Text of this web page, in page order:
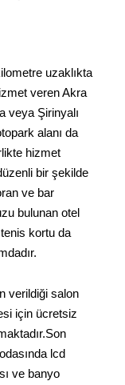
uzaklıkta
veren Akra
veya Şirinyalı
alanı da
hizmet
bir şekilde
ve bar
bulunan otel
kortu da
verildiği salon
için ücretsiz
lcd
ve banyo